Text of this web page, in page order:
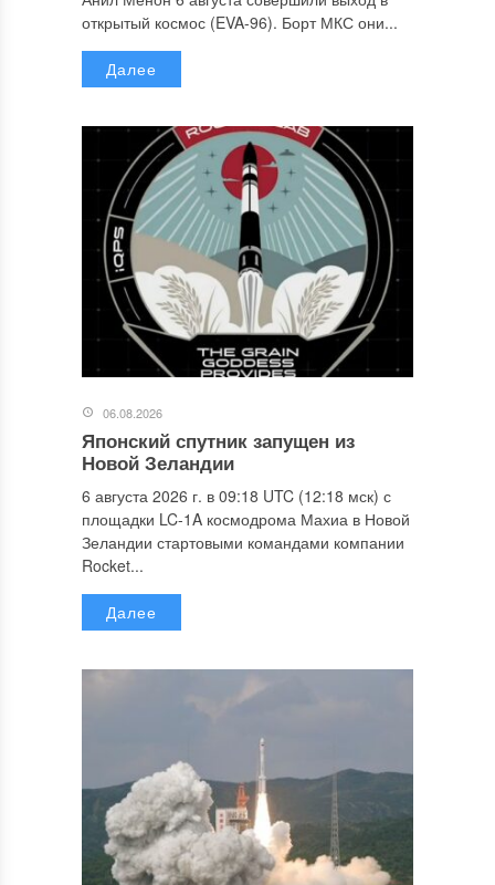
открытый космос (EVA-96). Борт МКС они...
Далее
06.08.2026
Японский спутник запущен из
Новой Зеландии
6 августа 2026 г. в 09:18 UTC (12:18 мск) с
площадки LC-1A космодрома Махиа в Новой
Зеландии стартовыми командами компании
Rocket...
Далее